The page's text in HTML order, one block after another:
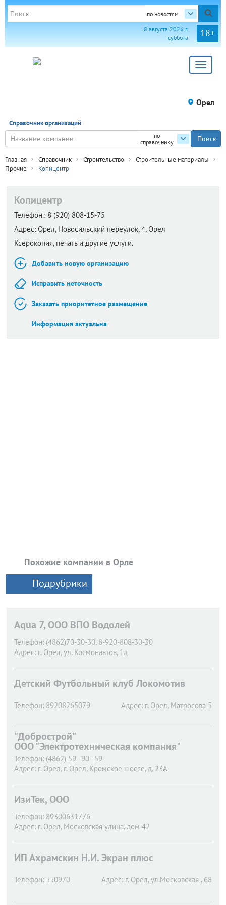
по новостям
18+
8 августа 2026 г.
суббота
Toggle
Орел
Справочник организаций
по
справочнику
Главная Справочник Строительство
Строительные материалы
Прочие
Копицентр
Копицентр
Телефон.: 8 (920) 808-15-75
Адрес: Орел, Новосильский переулок, 4, Орёл
Ксерокопия, печать и другие услуги.
Добавить новую организацию
Исправить неточность
Заказать приоритетное размещение
Информация актуальна
Похожие компании в Орле
Подрубрики
Aqua 7, ООО ВПО Водолей
Телефон: (4862)70-30-30, 8-920-808-30-30
Адрес: г. Орел, ул. Космонавтов, 1д
Детский Футбольный клуб Локомотив
Телефон: 89208265079 Адрес: г. Орел, Матросова 5
"Добрострой"
ООО "Электротехническая компания"
Телефон: (4862) 59–90–59
Адрес: г. Орел, г. Орел, Кромское шоссе, д. 23А
ИзиТек, ООО
Телефон: 89300631776
Адрес: г. Орел, Московская улица, дом 42
ИП Ахрамскин Н.И. Экран плюс
Телефон: 550970 Адрес: г. Орел, ул.Московская , 68